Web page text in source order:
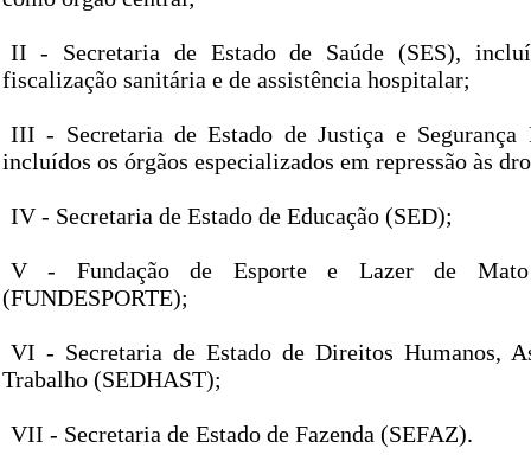
II - Secretaria de Estado de Saúde (SES),
fiscalização sanitária e de assistência hospitalar;
III - Secretaria de Estado de Justiça e Segurança
incluídos os órgãos especializados em repressão às
IV - Secretaria de Estado de Educação (SED);
V - Fundação de Esporte e Lazer de
(FUNDESPORTE);
VI - Secretaria de Estado de Direitos Humanos,
Trabalho (SEDHAST);
VII - Secretaria de Estado de Fazenda (SEFAZ).